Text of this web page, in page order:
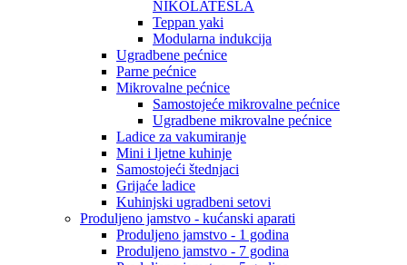
NIKOLATESLA
Teppan yaki
Modularna indukcija
Ugradbene pećnice
Parne pećnice
Mikrovalne pećnice
Samostojeće mikrovalne pećnice
Ugradbene mikrovalne pećnice
Ladice za vakumiranje
Mini i ljetne kuhinje
Samostojeći štednjaci
Grijaće ladice
Kuhinjski ugradbeni setovi
Produljeno jamstvo - kućanski aparati
Produljeno jamstvo - 1 godina
Produljeno jamstvo - 7 godina